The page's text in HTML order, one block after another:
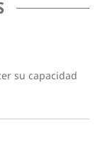
su capacidad